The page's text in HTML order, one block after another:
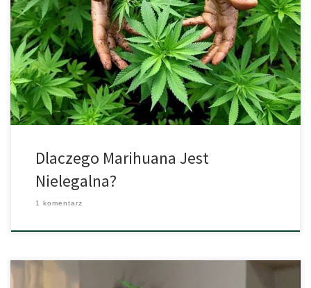
przemysł farmakologiczny i alkoholowy, gdyż największym
gałęziom przemysłu nie podoba się legalizacja marihuany, która
prowadzi do ich zagłady. W USA, w stanach, gdzie
zalegalizowano marihuanę odnotowano znaczny spadek
sprzedaży alkoholu. Ludzie po prostu nie chcą pić alkoholu, kiedy
mogą używać marihuany. […]
Dlaczego Marihuana Jest
Nielegalna?
1 komentarz